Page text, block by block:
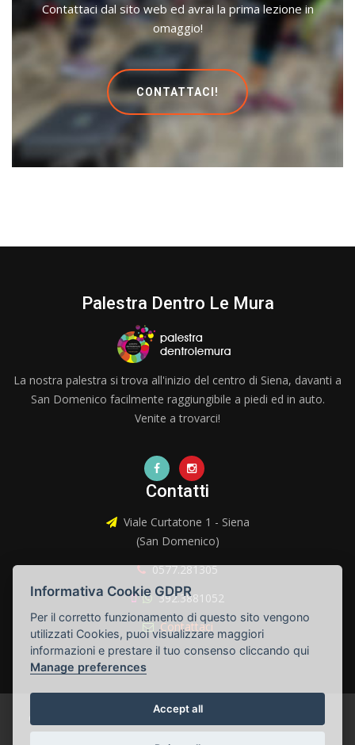
Contattaci dal sito web ed avrai la prima lezione in
omaggio!
CONTATTACI!
Palestra Dentro Le Mura
La nostra palestra si trova all'inizio del centro di Siena, davanti a
San Domenico facilmente raggiungibile a piedi ed in auto.
Venite a trovarci!
Contatti
Viale Curtatone 1 - Siena
(San Domenico)
0577.281305
392.3881052
Contattaci
© Palestra Dentrolemura s.s.d a r.l. - P.IVA 01333230520 |
Informativa Cookie GDPR
Per il corretto funzionamento di questo sito vengono
utilizzati Cookies, puoi visualizzare maggiori
informazioni e prestare il tuo consenso cliccando qui
Manage preferences
Accept all